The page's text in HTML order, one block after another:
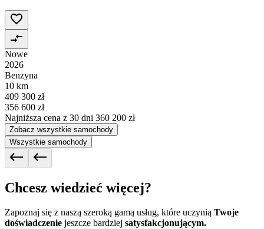
Nowe
2026
Benzyna
10 km
409 300 zł
356 600 zł
Najniższa cena z 30 dni 360 200 zł
Zobacz wszystkie samochody
Wszystkie samochody
Chcesz wiedzieć więcej?
Zapoznaj się z naszą szeroką gamą usług, które uczynią Twoje
doświadczenie jeszcze bardziej satysfakcjonującym.